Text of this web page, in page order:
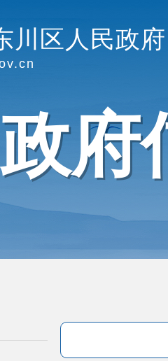
川区人民政府
政府